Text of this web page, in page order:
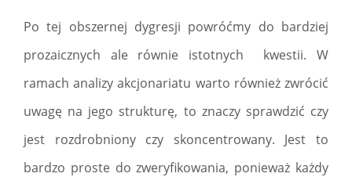
Po tej obszernej dygresji powróćmy do bardziej
prozaicznych ale równie istotnych kwestii. W
ramach analizy akcjonariatu warto również zwrócić
uwagę na jego strukturę, to znaczy sprawdzić czy
jest rozdrobniony czy skoncentrowany. Jest to
bardzo proste do zweryfikowania, ponieważ każdy